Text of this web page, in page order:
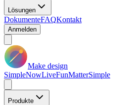
Lösungen
DokumenteFAQKontakt
Anmelden
Make design
SimpleNowLiveFunMatterSimple
Produkte